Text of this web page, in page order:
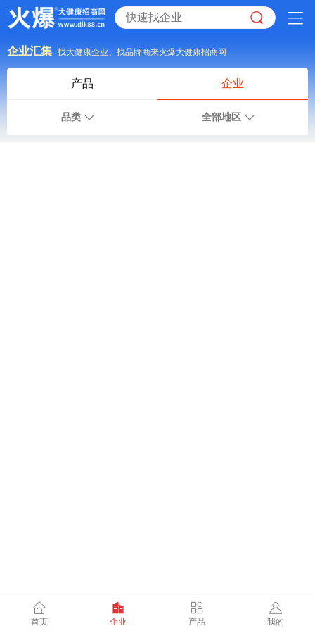
企业汇集 找大健康企业、找品牌商来火爆大健康招商网
产品 企业
品类 全部地区
首页 企业 产品 我的